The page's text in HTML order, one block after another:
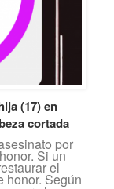
(17) en
cortada
por
Si un
el
honor. Según